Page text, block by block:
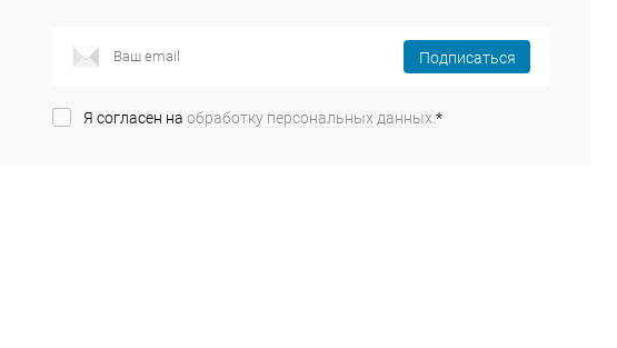
Сравнение
Подписаться
Я согласен на обработку персональных данных. *